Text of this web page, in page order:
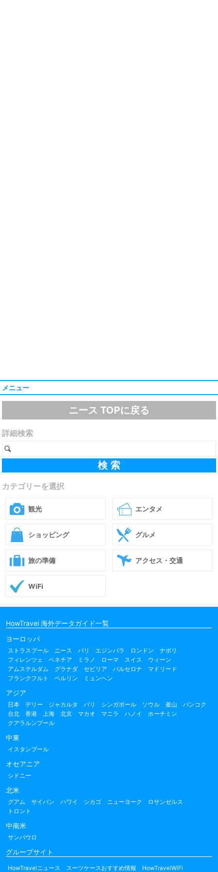
メニュー
ニース TOPに戻る
詳細検索
カテゴリーを選択
観光 エンタメ
ショッピング グルメ
旅の準備 アクセス・交通
WiFi
HowTravel 海外データガイド一覧
ヨーロッパ
ストラスブール ニース パリ エジンバラ ロンドン
ナポリ
フィレンツェ
ベネチア ミラノ ローマ スイス
ウィーン
アムステルダム
グラナダ セビリア バルセロナ
マドリード
フランクフルト
ベルリン ミュンヘン
アジア
日本 デリー ジャカルタ バリ シンガポール ソウル 釜山
バンコク
台北
香港 上海 北京 マカオ マニラ ハノイ
ホーチミン
クアラルンプール
中東
イスタンブール
オセアニア
シドニー
北米
グアム サイパン ハワイ シカゴ ニューヨーク
ロサンゼルス
トロント
中南米
サンパウロ
グループサイト
HowTravelニュース スーツケースおすすめ情報 HowTravelWiFi